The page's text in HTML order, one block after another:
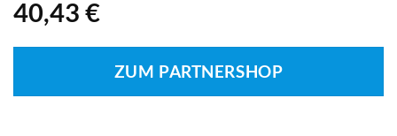
40,43 €
ZUM PARTNERSHOP